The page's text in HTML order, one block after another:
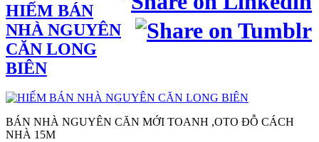
HIẾM BÁN
NHÀ NGUYÊN
CĂN LONG
BIÊN
BÁN NHÀ NGUYÊN CĂN MỚI TOANH ,OTO ĐỖ CÁCH
NHÀ 15M